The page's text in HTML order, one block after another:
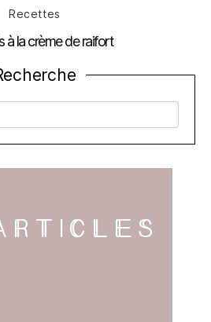
Catégories
Recettes
à la crème de raifort
22 décembre 2011